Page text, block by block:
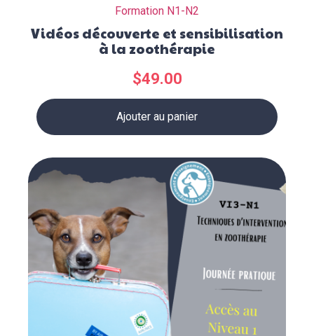
Formation N1-N2
Vidéos découverte et sensibilisation
à la zoothérapie
$49.00
Ajouter au panier